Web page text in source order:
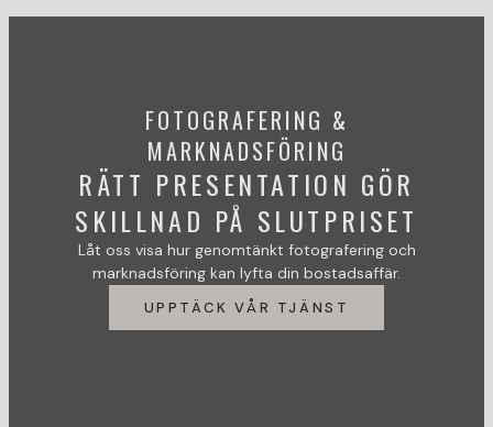
FOTOGRAFERING &
MARKNADSFÖRING
RÄTT PRESENTATION GÖR
SKILLNAD PÅ SLUTPRISET
Låt oss visa hur genomtänkt fotografering och
marknadsföring kan lyfta din bostadsaffär.
UPPTÄCK VÅR TJÄNST